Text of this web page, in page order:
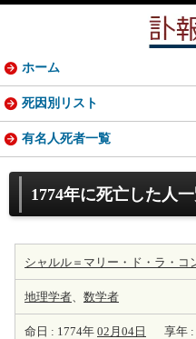
1774年に死亡した人
シャルル＝マリー・ド・ラ・コ
地理学者、 数学者
命日 : 1774年 02月04日 享年 :
ホーム
死因別リスト
有名人死者一覧